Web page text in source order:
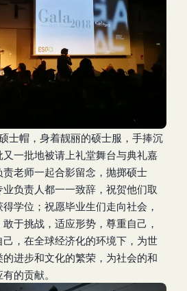
士帽，身着靓丽的硕士服，手捧沉
一批地被请上礼堂舞台与典礼嘉
老师一起合影留念，抛掷硕士
负责人都一一致辞，祝贺他们取
学位；祝愿毕业生们走向社会，
于挑战，适应形势，尊重自己，
，在全球经济化的环境下，为世
进步和文化的繁荣，为社会的和
的贡献。